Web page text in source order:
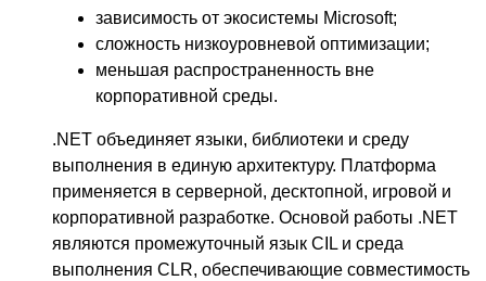
зависимость от экосистемы Microsoft;
сложность низкоуровневой оптимизации;
меньшая распространенность вне
корпоративной среды.
.NET объединяет языки, библиотеки и среду
выполнения в единую архитектуру. Платформа
применяется в серверной, десктопной, игровой и
корпоративной разработке. Основой работы .NET
являются промежуточный язык CIL и среда
выполнения CLR, обеспечивающие совместимость